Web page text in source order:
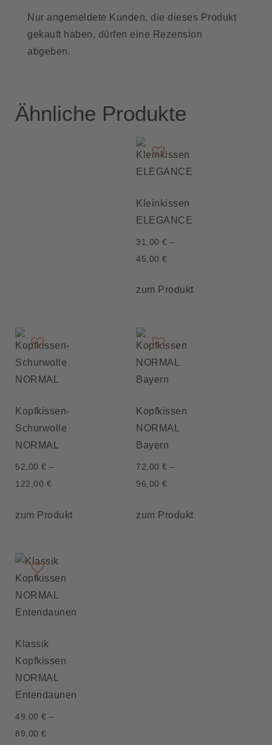
Nur angemeldete Kunden, die dieses Produkt
gekauft haben, dürfen eine Rezension
abgeben.
Ähnliche Produkte
Kleinkissen
ELEGANCE
31,00 € –
45,00 €
zum Produkt
Kopfkissen-
Schurwolle
NORMAL
52,00 € –
122,00 €
zum Produkt
Kopfkissen
NORMAL
Bayern
72,00 € –
96,00 €
zum Produkt
Klassik
Kopfkissen
NORMAL
Entendaunen
49,00 € –
89,00 €